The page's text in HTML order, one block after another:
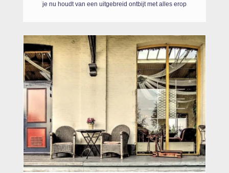
je nu houdt van een uitgebreid ontbijt met alles erop